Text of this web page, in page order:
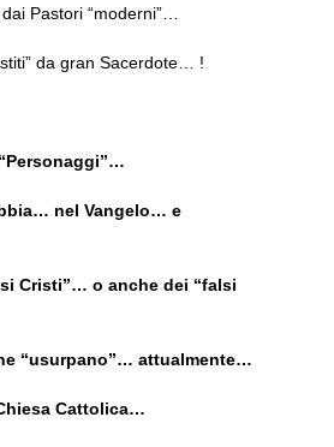
Pastori “moderni”…
da gran Sacerdote… !
nel Vangelo… e
Cristi”… o anche dei “falsi
“usurpano”… attualmente…
Cattolica…